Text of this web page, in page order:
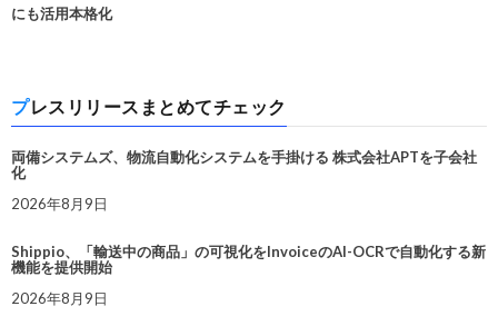
にも活用本格化
プレスリリースまとめてチェック
両備システムズ、物流自動化システムを手掛ける 株式会社APTを子会社
化
2026年8月9日
Shippio、「輸送中の商品」の可視化をInvoiceのAI-OCRで自動化する新
機能を提供開始
2026年8月9日